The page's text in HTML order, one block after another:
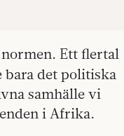
Ett flertal
bara det politiska
samhälle vi
i Afrika.